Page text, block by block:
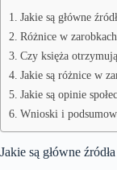
Jakie są główne
Różnice w
Czy księża
Jakie są różnice w
Jakie są opinie
Wnioski i
Jakie są główne